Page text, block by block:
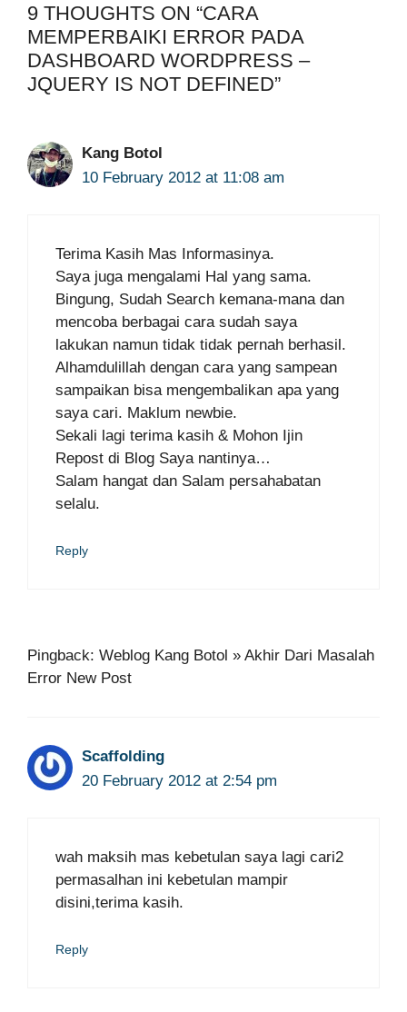
9 THOUGHTS ON “CARA
MEMPERBAIKI ERROR PADA
DASHBOARD WORDPRESS –
JQUERY IS NOT DEFINED”
Kang Botol
10 February 2012 at 11:08 am
Terima Kasih Mas Informasinya.
Saya juga mengalami Hal yang sama.
Bingung, Sudah Search kemana-mana dan
mencoba berbagai cara sudah saya
lakukan namun tidak tidak pernah berhasil.
Alhamdulillah dengan cara yang sampean
sampaikan bisa mengembalikan apa yang
saya cari. Maklum newbie.
Sekali lagi terima kasih & Mohon Ijin
Repost di Blog Saya nantinya…
Salam hangat dan Salam persahabatan
selalu.
Reply
Pingback: Weblog Kang Botol » Akhir Dari Masalah
Error New Post
Scaffolding
20 February 2012 at 2:54 pm
wah maksih mas kebetulan saya lagi cari2
permasalhan ini kebetulan mampir
disini,terima kasih.
Reply